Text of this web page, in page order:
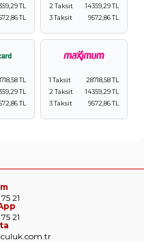
TL
TL
2 Taksit
14359,29 TL
3 Taksit
9572,86 TL
TL
TL
TL
1 Taksit
28718,58 TL
2 Taksit
14359,29 TL
3 Taksit
9572,86 TL
21
21